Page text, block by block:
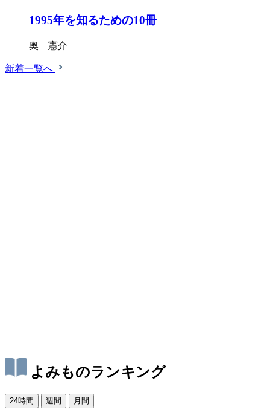
1995年を知るための10冊
奥 憲介
新着一覧へ
よみものランキング
24時間 週間 月間